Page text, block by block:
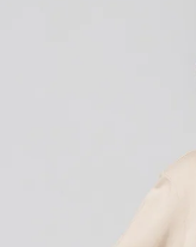
2.透過簡訊連結打開帳單
帳／街口支付／iPASS
1.本服務係由「台灣大哥
用戶於交易時，得透過本
買賣價金債權讓與本公司
2.基於同意付款使用「大
資料（包含姓名、電話或
由本公司與您本人進行分
3.完整用戶服務條款，請
１．於結帳方式選擇「
結帳頁面，進行簡訊認證
２．訂單成立數日內，
３．收到繳費通知簡訊後
ATM／網路銀行／等多元
※ 請注意：結帳手續完成
購買商品的店家。未經商
※ 交易是否成功請以「
是否繳費成功／繳費後需
https://
每筆NT$70，滿
每筆NT$100，滿
京站台北店客服中心
請自備購物袋，若需購